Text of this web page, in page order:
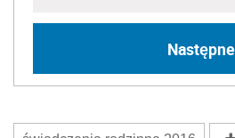
Następne